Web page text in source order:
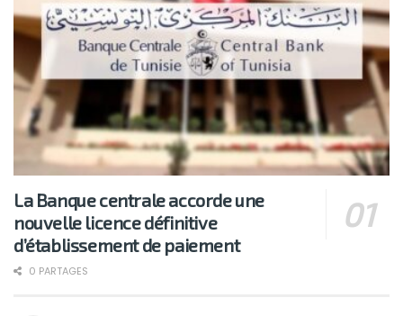
La Banque centrale accorde une
nouvelle licence définitive
d’établissement de paiement
0 PARTAGES